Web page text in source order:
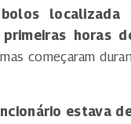
localizada
horas
começaram
estava